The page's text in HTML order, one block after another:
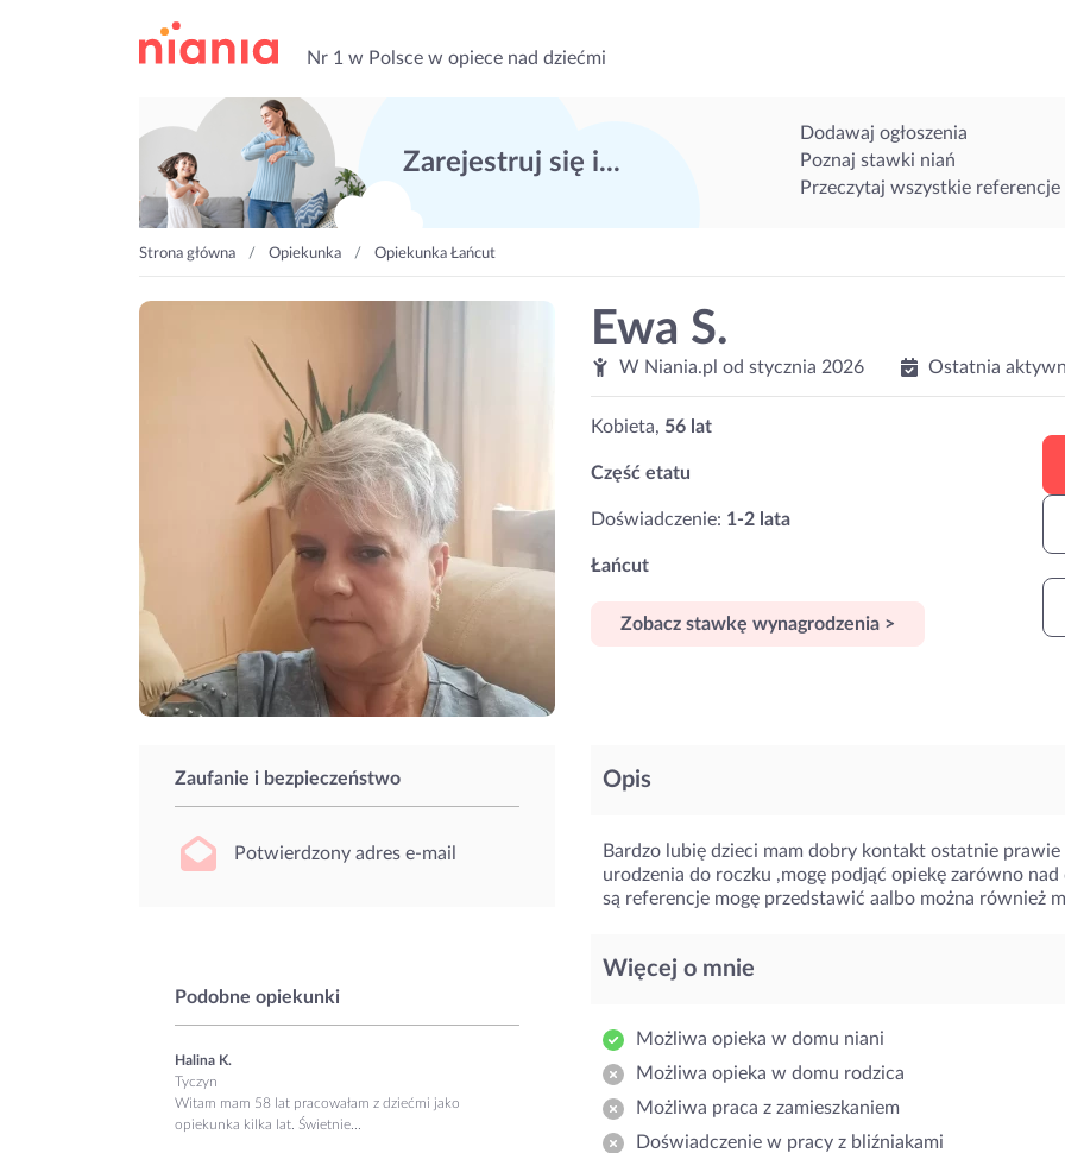
Nr 1 w Polsce w opiece nad dziećmi
Zarejestruj się i...
Dodawaj ogłoszenia
Poznaj stawki niań
Przeczytaj wszystkie referencje
Strona główna Opiekunka Opiekunka Łańcut
Ewa S.
W Niania.pl od stycznia 2026 Ostatnia
Kobieta, 56 lat
Część etatu
Doświadczenie: 1-2 lata
Łańcut
Zobacz stawkę wynagrodzenia >
Zaufanie i bezpieczeństwo
Potwierdzony adres e-mail
Podobne opiekunki
Halina K.
Tyczyn
Witam mam 58 lat pracowałam z dziećmi jako
opiekunka kilka lat. Świetnie...
Opis
Bardzo lubię dzieci mam dobry kontakt ostatnie
urodzenia do roczku ,mogę podjąć opiekę zarówno
są referencje mogę przedstawić aalbo można również
Więcej o mnie
Możliwa opieka w domu niani
Możliwa opieka w domu rodzica
Możliwa praca z zamieszkaniem
Doświadczenie w pracy z bliźniakami